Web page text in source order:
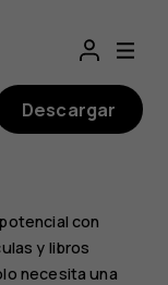
Descargar
con
y libros
necesita una